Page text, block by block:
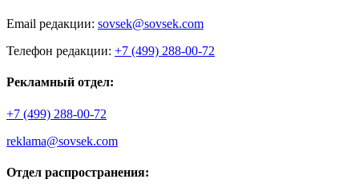
Email редакции: sovsek@sovsek.com
Телефон редакции: +7 (499) 288-00-72
Рекламный отдел:
+7 (499) 288-00-72
reklama@sovsek.com
Отдел распространения: